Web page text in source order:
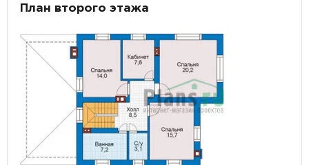
План второго этажа